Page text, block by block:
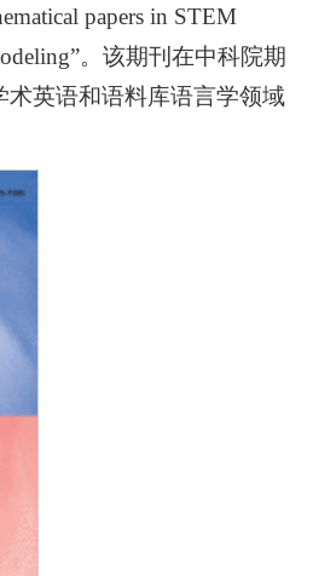
papers in STEM
。该期刊在中科院期
术英语和语料库语言学领域